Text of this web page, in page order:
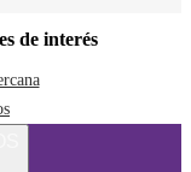
de interés